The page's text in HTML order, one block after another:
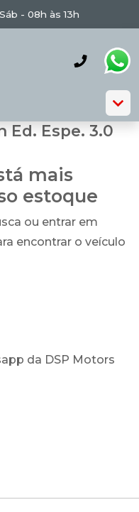
- 08h às 13h
Ed. Espe. 3.0
mais
estoque
ou entrar em
encontrar o veículo
da DSP Motors